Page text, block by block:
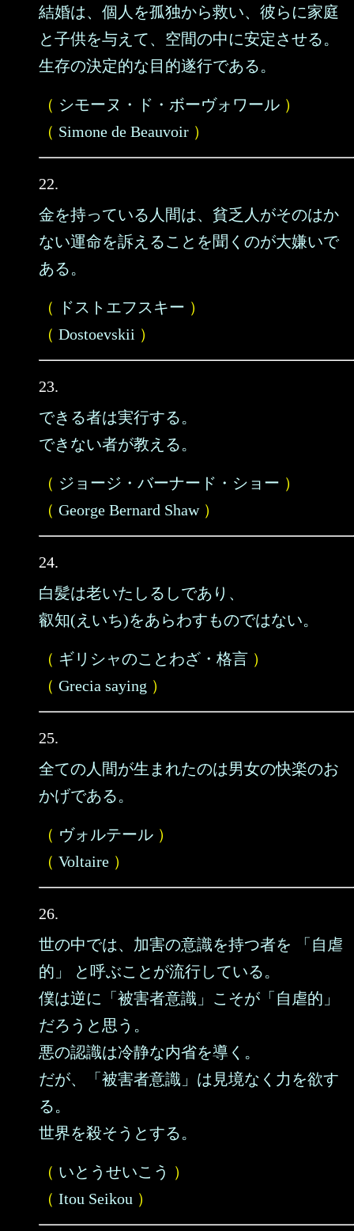
結婚は、個人を孤独から救い、彼らに家庭
と子供を与えて、空間の中に安定させる。
生存の決定的な目的遂行である。
（ シモーヌ・ド・ボーヴォワール ）
（ Simone de Beauvoir ）
22.
金を持っている人間は、貧乏人がそのはか
ない運命を訴えることを聞くのが大嫌いで
ある。
（ ドストエフスキー ）
（ Dostoevskii ）
23.
できる者は実行する。
できない者が教える。
（ ジョージ・バーナード・ショー ）
（ George Bernard Shaw）
24.
白髪は老いたしるしであり、
叡知(えいち)をあらわすものではない。
（ ギリシャのことわざ・格言 ）
（ Grecia saying ）
25.
全ての人間が生まれたのは男女の快楽のお
かげである。
（ ヴォルテール ）
（ Voltaire ）
26.
世の中では、加害の意識を持つ者を 「自虐
的」 と呼ぶことが流行している。
僕は逆に「被害者意識」こそが「自虐的」
だろうと思う。
悪の認識は冷静な内省を導く。
だが、「被害者意識」は見境なく力を欲す
る。
世界を殺そうとする。
（ いとうせいこう ）
（ Itou Seikou ）